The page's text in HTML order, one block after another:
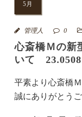
5月
管理人 0
心斎橋Ｍの新
いて 23.0508
平素より心斎橋
誠にありがとうご